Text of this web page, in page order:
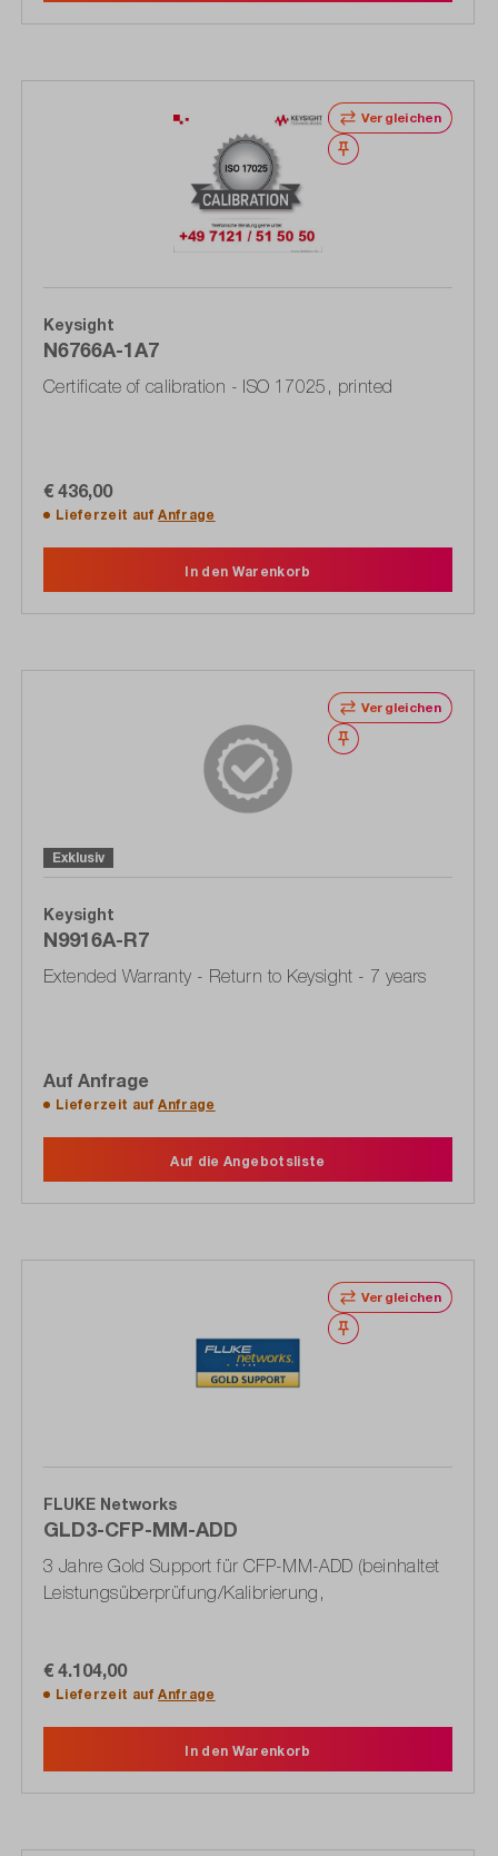
Vergleichen
Merken
Keysight
N6766A-1A7
Certificate of calibration - ISO 17025, printed
€ 436,00
Lieferzeit aufAnfrage
In den Warenkorb
Vergleichen
Merken
Exklusiv
Keysight
N9916A-R7
Extended Warranty - Return to Keysight - 7 years
Auf Anfrage
Lieferzeit aufAnfrage
Auf die Angebotsliste
Vergleichen
Merken
FLUKE Networks
GLD3-CFP-MM-ADD
3 Jahre Gold Support für CFP-MM-ADD (beinhaltet
Leistungsüberprüfung/Kalibrierung,
€ 4.104,00
Lieferzeit aufAnfrage
In den Warenkorb